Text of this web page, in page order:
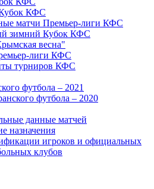
КФС
матчи Премьер-лиги КФС
зимний Кубок КФС
весна"
лиги КФС
турниров КФС
футбола – 2021
футбола – 2020
данные матчей
назначения
игроков и официальных
клубов